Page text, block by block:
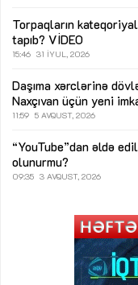
Torpaqların
tapıb? VİDEO
15:46 31 İYUL, 2026
Daşıma xərclərinə
Naxçıvan üçün yeni
11:59 5 AVQUST, 2026
“YouTube”dan əldə
olunurmu?
09:35 3 AVQUST, 2026